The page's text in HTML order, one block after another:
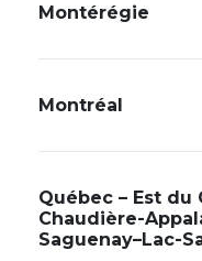
Montérégie
Montréal
Québec – Est du
Chaudière-
Saguenay–Lac-